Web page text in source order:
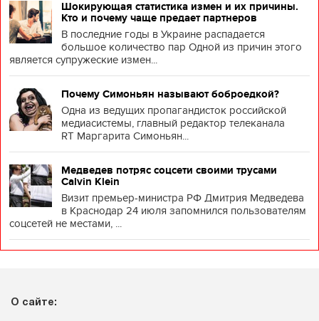
Шокирующая статистика измен и их причины.
Кто и почему чаще предает партнеров
В последние годы в Украине распадается
большое количество пар Одной из причин этого
является супружеские измен...
Почему Симоньян называют боброедкой?
Одна из ведущих пропагандисток российской
медиасистемы, главный редактор телеканала
RT Маргарита Симоньян...
Медведев потряс соцсети своими трусами
Calvin Klein
Визит премьер-министра РФ Дмитрия Медведева
в Краснодар 24 июля запомнился пользователям
соцсетей не местами, ...
О сайте: